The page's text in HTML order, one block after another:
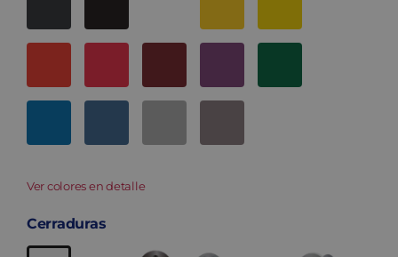
Ver colores en detalle
Cerraduras